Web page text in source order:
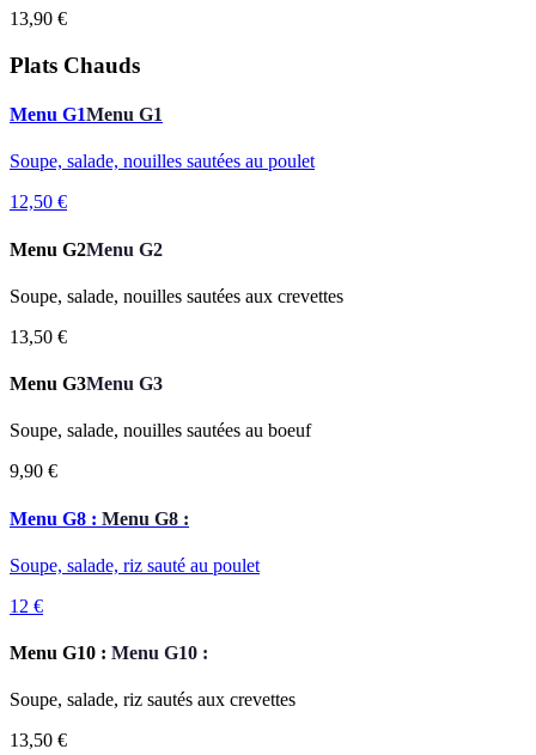
13,90 €
Plats Chauds
Menu G1Menu G1
Soupe, salade, nouilles sautées au poulet
12,50 €
Menu G2Menu G2
Soupe, salade, nouilles sautées aux crevettes
13,50 €
Menu G3Menu G3
Soupe, salade, nouilles sautées au boeuf
9,90 €
Menu G8 : Menu G8 :
Soupe, salade, riz sauté au poulet
12 €
Menu G10 : Menu G10 :
Soupe, salade, riz sautés aux crevettes
13,50 €